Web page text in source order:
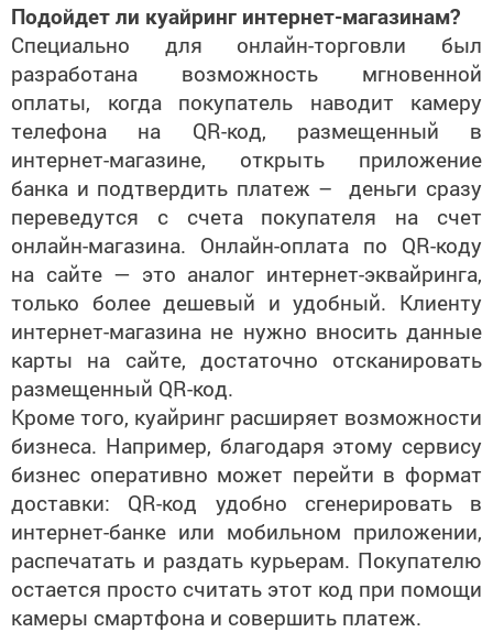
Подойдет ли куайринг интернет-магазинам?
Специально для онлайн-торговли был
разработана возможность мгновенной
оплаты, когда покупатель наводит камеру
телефона на QR-код, размещенный в
интернет-магазине, открыть приложение
банка и подтвердить платеж – деньги сразу
переведутся с счета покупателя на счет
онлайн-магазина. Онлайн-оплата по QR-коду
на сайте — это аналог интернет-эквайринга,
только более дешевый и удобный. Клиенту
интернет-магазина не нужно вносить данные
карты на сайте, достаточно отсканировать
размещенный QR-код.
Кроме того, куайринг расширяет возможности
бизнеса. Например, благодаря этому сервису
бизнес оперативно может перейти в формат
доставки: QR-код удобно сгенерировать в
интернет-банке или мобильном приложении,
распечатать и раздать курьерам. Покупателю
остается просто считать этот код при помощи
камеры смартфона и совершить платеж.